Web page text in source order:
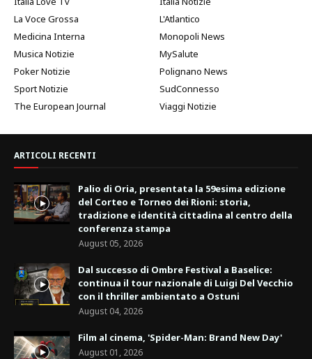
La Voce Grossa
L'Atlantico
Medicina Interna
Monopoli News
Musica Notizie
MySalute
Poker Notizie
Polignano News
Sport Notizie
SudConnesso
The European Journal
Viaggi Notizie
ARTICOLI RECENTI
Palio di Oria, presentata la 59esima edizione
del Corteo e Torneo dei Rioni: storia,
tradizione e identità cittadina al centro della
conferenza stampa
August 05, 2026
Dal successo di Ombre Festival a Baselice:
continua il tour nazionale di Luigi Del Vecchio
con il thriller ambientato a Ostuni
August 04, 2026
Film al cinema, 'Spider-Man: Brand New Day'
August 01, 2026